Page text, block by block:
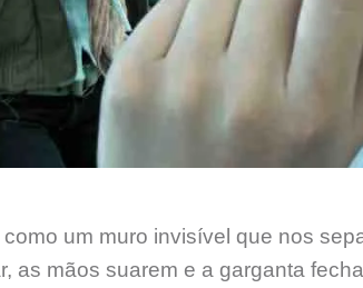
um muro invisível que nos
as mãos suarem e a garganta